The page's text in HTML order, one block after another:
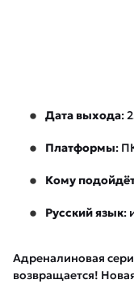
Дата выхода:
Платформы:
Кому
Русский язык:
Адреналиновая
возвращается!